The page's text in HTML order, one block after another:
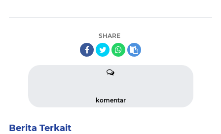
SHARE
komentar
Berita Terkait